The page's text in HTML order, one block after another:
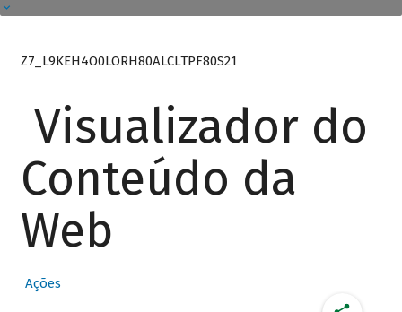
Z7_L9KEH4O0LORH80ALCLTPF80S21
Visualizador do
Conteúdo da
Web
Ações